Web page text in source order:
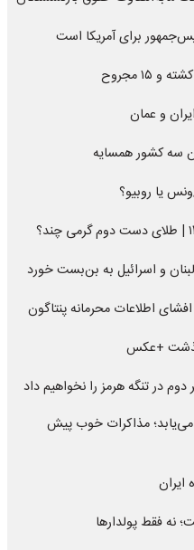
برای آمریکا است
و عمان
سه کشور همسایه
و اسرائیل به بن‌بست خورد
اطلاعات محرمانه پنتاگون
+عکس
در تنگه هرمز را نخواهیم داد
می‌یابد؛ مذاکرات خوب پیش
ایران
نه فقط پولدارها